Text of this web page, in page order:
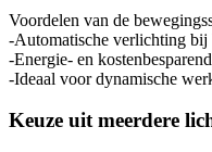
Voordelen van de
-Automatische verlichting bij
-Energie- en kostenbesparend
-Ideaal voor dynamische
Keuze uit meerdere